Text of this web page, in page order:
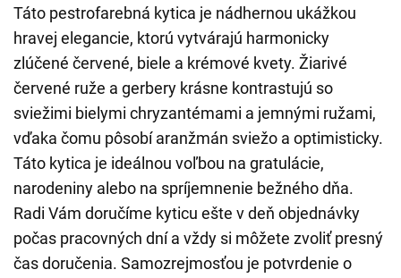
Táto pestrofarebná kytica je nádhernou ukážkou
hravej elegancie, ktorú vytvárajú harmonicky
zlúčené červené, biele a krémové kvety. Žiarivé
červené ruže a gerbery krásne kontrastujú so
sviežimi bielymi chryzantémami a jemnými ružami,
vďaka čomu pôsobí aranžmán sviežo a optimisticky.
Táto kytica je ideálnou voľbou na gratulácie,
narodeniny alebo na spríjemnenie bežného dňa.
Radi Vám doručíme kyticu ešte v deň objednávky
počas pracovných dní a vždy si môžete zvoliť presný
čas doručenia. Samozrejmosťou je potvrdenie o